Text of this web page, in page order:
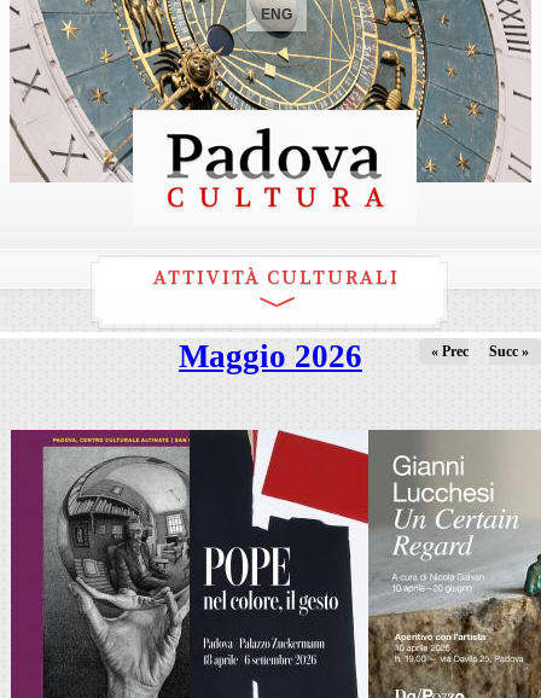
ENG
ATTIVITÀ CULTURALI
Maggio 2026 « Prec Succ »